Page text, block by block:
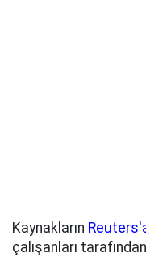
Kaynakların
çalışanları